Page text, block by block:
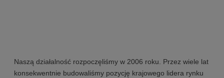
Naszą działalność rozpoczęliśmy w 2006 roku. Przez wiele lat
konsekwentnie budowaliśmy pozycję krajowego lidera rynku